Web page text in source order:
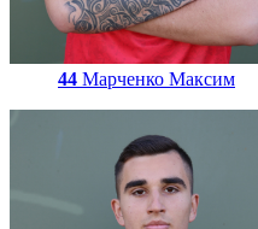
44 Марченко Максим